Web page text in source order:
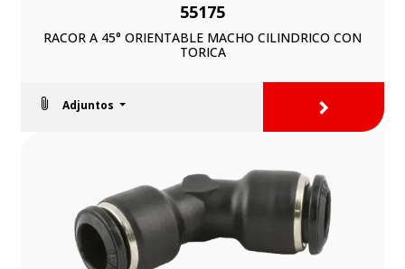
55175
RACOR A 45° ORIENTABLE MACHO CILINDRICO CON
TORICA
Adjuntos >